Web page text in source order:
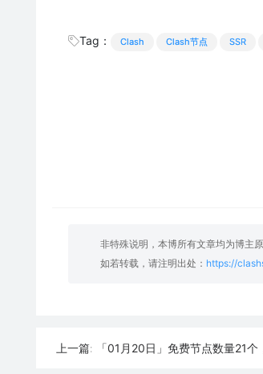
Tag： Clash Clash节点 SSR
非特殊说明，本博所有文章均为博主原
如若转载，请注明出处： https://
上一篇: 「01月20日」免费节点数量21个，SSR/